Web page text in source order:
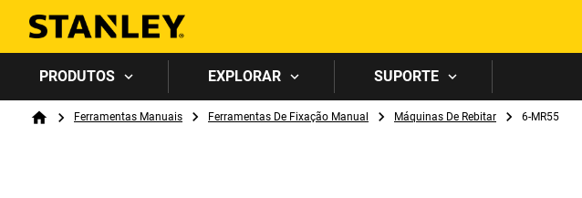
PRODUTOS EXPLORAR SUPORTE
Breadcrumb
HomeFerramentas Manuais Ferramentas De Fixação Manual Máquinas De Rebitar 6-MR55